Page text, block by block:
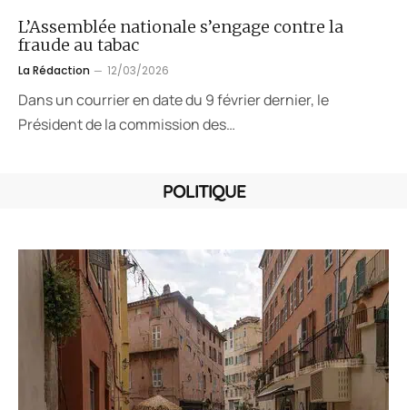
L’Assemblée nationale s’engage contre la
fraude au tabac
La Rédaction 12/03/2026
Dans un courrier en date du 9 février dernier, le
Président de la commission des…
POLITIQUE